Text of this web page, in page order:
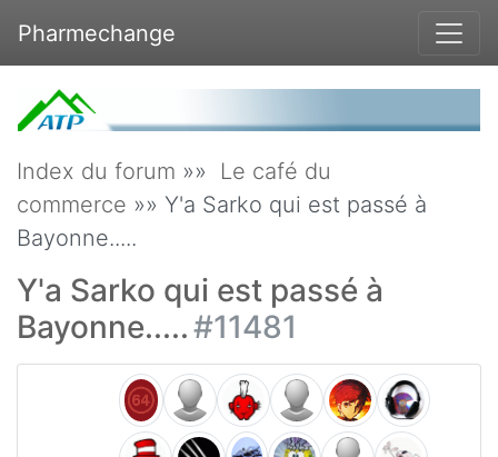
Pharmechange
Index du forum »» Le café du
commerce »» Y'a Sarko qui est passé à
Bayonne.....
Y'a Sarko qui est passé à
Bayonne.....#11481